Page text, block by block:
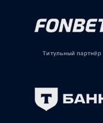
Титульный партнёр